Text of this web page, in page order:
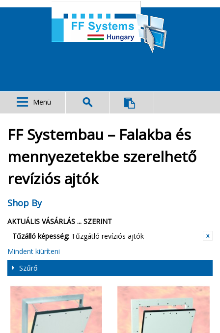
Menü
FF Systembau – Falakba és
mennyezetekbe szerelhető
revíziós ajtók
Shop By
AKTUÁLIS VÁSÁRLÁS ... SZERINT
Tűzálló képesség: Tűzgátló revíziós ajtók
Mindent kiüríteni
Szűrő